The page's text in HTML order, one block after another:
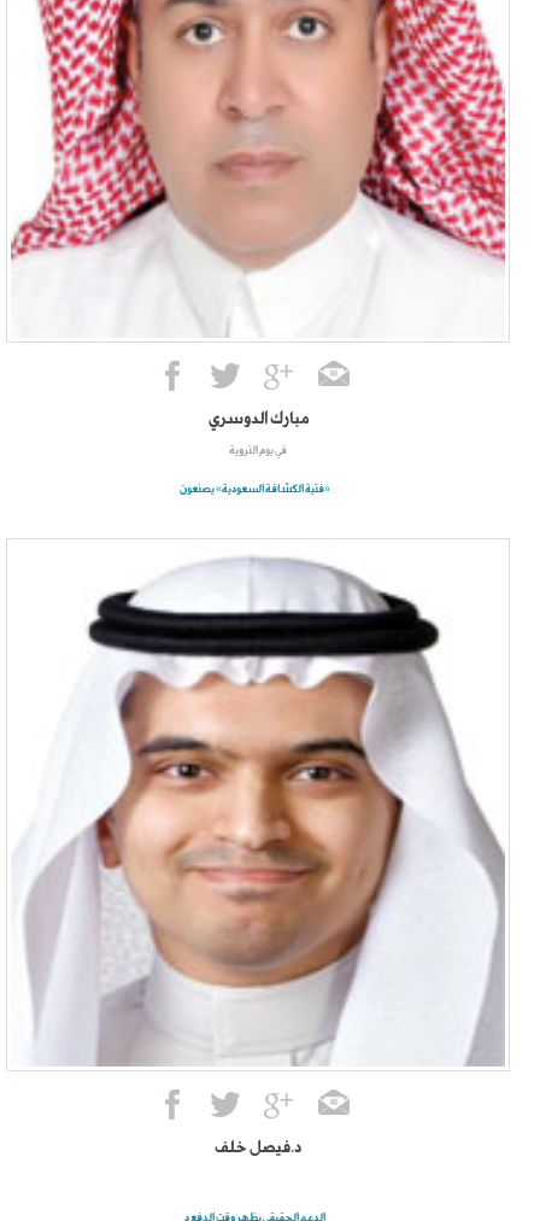
مبارك الدوسري
في يوم التروية
«فتية الكشافة السعودية» يصنعون
د.فيصل خلف
الدعم الحقيقي يظهر وقت الدفع د